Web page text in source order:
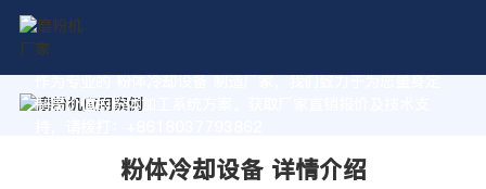
作为专业的 粉体冷却设备 制造厂家，我们致力于为您量身定
制高价值的粉体加工系统方案。获取厂家直销报价及技术支
粉体冷却设备 详情介绍